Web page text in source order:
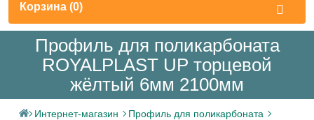
Корзина (0)
Профиль для поликарбоната
ROYALPLAST UP торцевой
жёлтый 6мм 2100мм
Интернет-магазин
Профиль для поликарбоната